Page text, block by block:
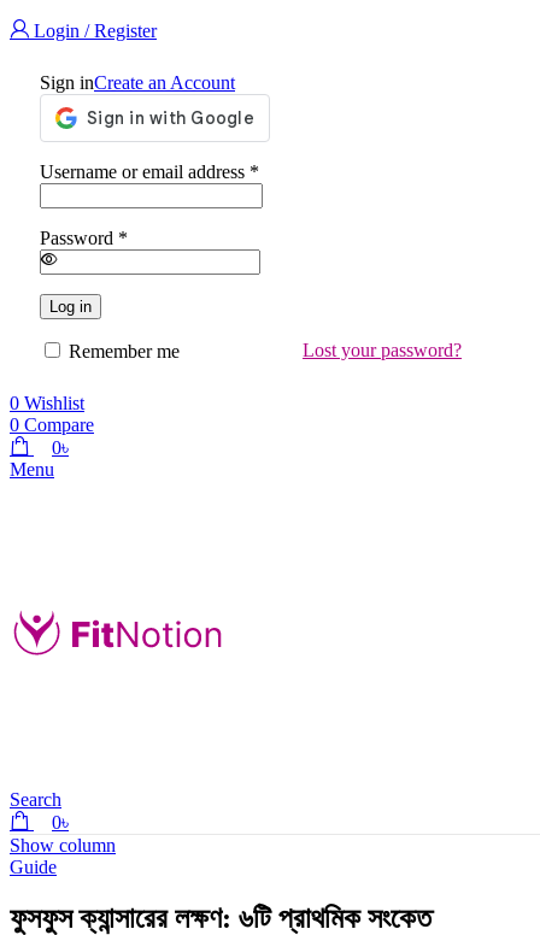
Login / Register
Sign inCreate an Account
Username or email address *
Password *
Log in
Lost your password?
Remember me
0 Wishlist
0 Compare
0৳
Menu
Search
0৳
Show column
Guide
ফুসফুস ক্যান্সারের লক্ষণ: ৬টি প্রাথমিক সংকেত